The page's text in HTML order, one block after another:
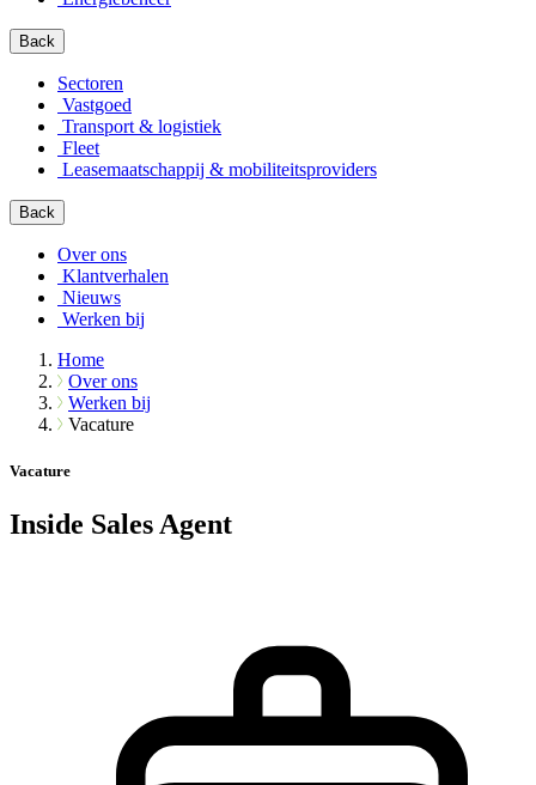
Back
Sectoren
Vastgoed
Transport & logistiek
Fleet
Leasemaatschappij & mobiliteitsproviders
Back
Over ons
Klantverhalen
Nieuws
Werken bij
Home
Over ons
Werken bij
Vacature
Vacature
Inside Sales Agent